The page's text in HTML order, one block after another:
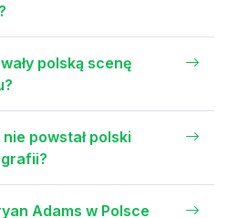
polską scenę
powstał polski
Adams w Polsce